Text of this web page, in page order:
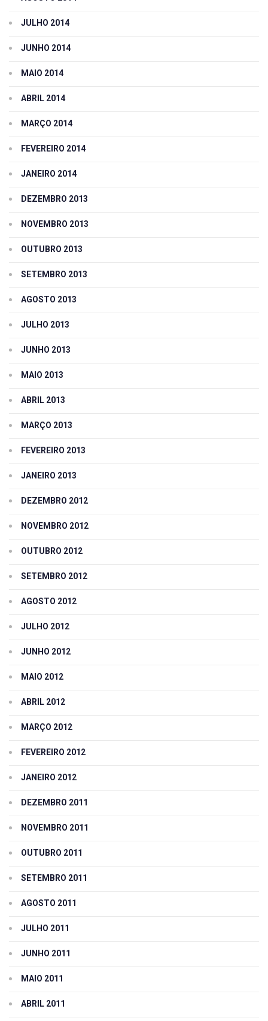
JULHO 2014
JUNHO 2014
MAIO 2014
ABRIL 2014
MARÇO 2014
FEVEREIRO 2014
JANEIRO 2014
DEZEMBRO 2013
NOVEMBRO 2013
OUTUBRO 2013
SETEMBRO 2013
AGOSTO 2013
JULHO 2013
JUNHO 2013
MAIO 2013
ABRIL 2013
MARÇO 2013
FEVEREIRO 2013
JANEIRO 2013
DEZEMBRO 2012
NOVEMBRO 2012
OUTUBRO 2012
SETEMBRO 2012
AGOSTO 2012
JULHO 2012
JUNHO 2012
MAIO 2012
ABRIL 2012
MARÇO 2012
FEVEREIRO 2012
JANEIRO 2012
DEZEMBRO 2011
NOVEMBRO 2011
OUTUBRO 2011
SETEMBRO 2011
AGOSTO 2011
JULHO 2011
JUNHO 2011
MAIO 2011
ABRIL 2011